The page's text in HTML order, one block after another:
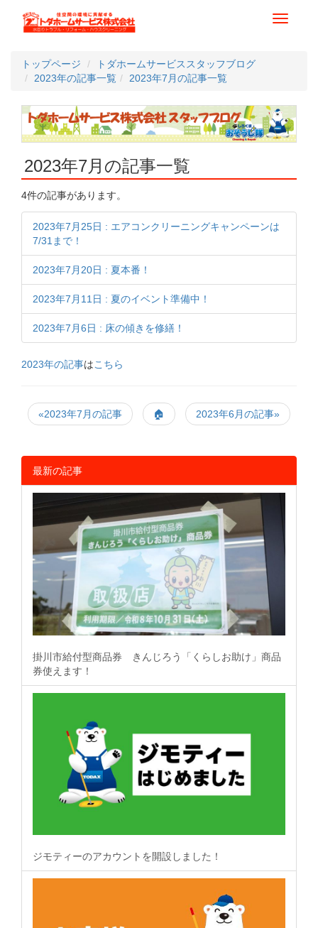
Toggle
トップページ
トダホームサービススタッフブログ
2023年の記事一覧
2023年7月の記事一覧
2023年7月の記事一覧
4件の記事があります。
2023年7月25日 : エアコンクリーニングキャンペーンは
7/31まで！
2023年7月20日 : 夏本番！
2023年7月11日 : 夏のイベント準備中！
2023年7月6日 : 床の傾きを修繕！
2023年の記事はこちら
«2023年7月の記事 🏠 2023年6月の記事»
最新の記事
掛川市給付型商品券 きんじろう「くらしお助け」商品
券使えます！
ジモティーのアカウントを開設しました！